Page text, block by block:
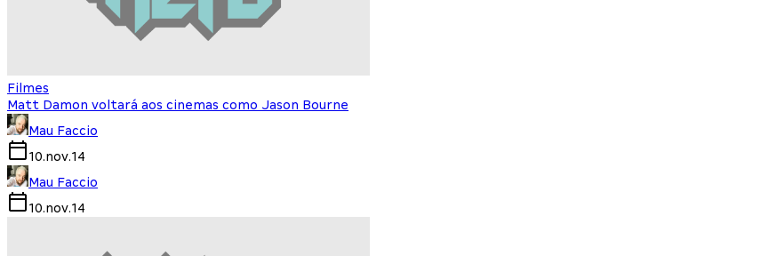
Filmes
Matt Damon voltará aos cinemas como Jason Bourne
Mau Faccio
10.nov.14
Mau Faccio
10.nov.14